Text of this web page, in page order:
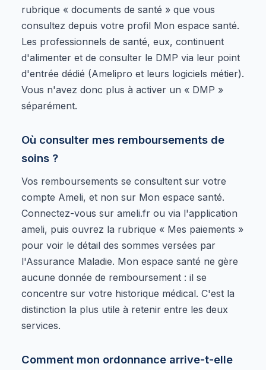
rubrique « documents de santé » que vous
consultez depuis votre profil Mon espace santé.
Les professionnels de santé, eux, continuent
d'alimenter et de consulter le DMP via leur point
d'entrée dédié (Amelipro et leurs logiciels métier).
Vous n'avez donc plus à activer un « DMP »
séparément.
Où consulter mes remboursements de
soins ?
Vos remboursements se consultent sur votre
compte Ameli, et non sur Mon espace santé.
Connectez-vous sur ameli.fr ou via l'application
ameli, puis ouvrez la rubrique « Mes paiements »
pour voir le détail des sommes versées par
l'Assurance Maladie. Mon espace santé ne gère
aucune donnée de remboursement : il se
concentre sur votre historique médical. C'est la
distinction la plus utile à retenir entre les deux
services.
Comment mon ordonnance arrive-t-elle